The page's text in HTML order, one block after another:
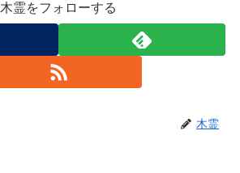
木霊をフォローする
木霊